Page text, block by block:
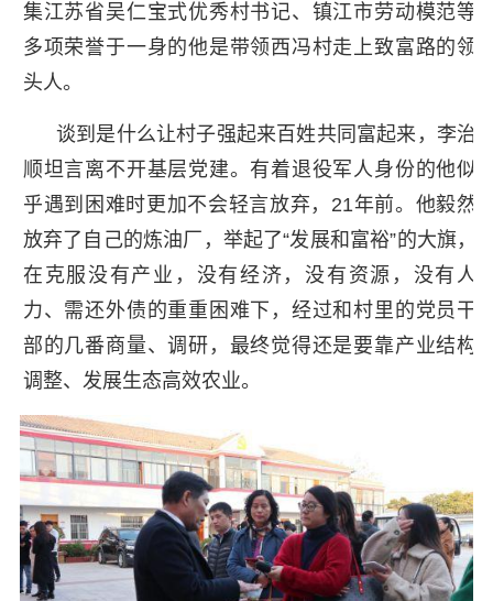
集江苏省吴仁宝式优秀村书记、镇江市劳动模范等
多项荣誉于一身的他是带领西冯村走上致富路的领
头人。
谈到是什么让村子强起来百姓共同富起来，李治
顺坦言离不开基层党建。有着退役军人身份的他似
乎遇到困难时更加不会轻言放弃，21年前。他毅然
放弃了自己的炼油厂，举起了“发展和富裕”的大旗，
在克服没有产业，没有经济，没有资源，没有人
力、需还外债的重重困难下，经过和村里的党员干
部的几番商量、调研，最终觉得还是要靠产业结构
调整、发展生态高效农业。